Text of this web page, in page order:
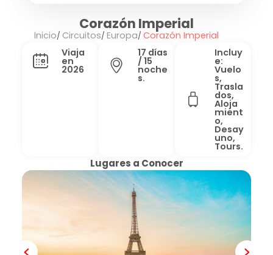
Corazón Imperial
Inicio Circuitos Europa Corazón Imperial
Viaja
en
2026
17 días
/ 15
noche
s.
Incluy
e:
Vuelo
s,
Trasla
dos,
Aloja
mient
o,
Desay
uno,
Tours.
Lugares a Conocer